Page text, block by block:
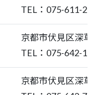
TEL：075-611-
京都市伏見区深
TEL：075-642-
京都市伏見区深